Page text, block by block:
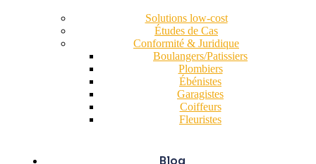
Solutions low-cost
Études de Cas
Conformité & Juridique
Boulangers/Patissiers
Plombiers
Ébénistes
Garagistes
Coiffeurs
Fleuristes
Blog